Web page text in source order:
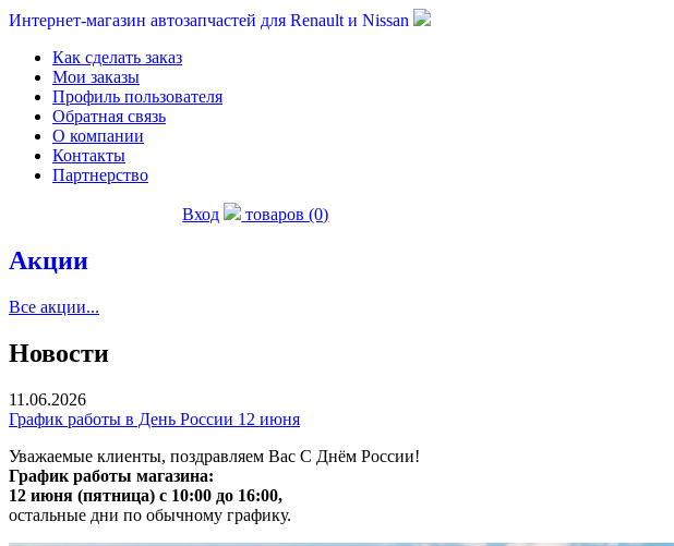
Интернет-магазин автозапчастей для Renault и Nissan
Как сделать заказ
Мои заказы
Профиль пользователя
Обратная связь
О компании
Контакты
Партнерство
Вход товаров (0)
Акции
Все акции...
Новости
11.06.2026
График работы в День России 12 июня
Уважаемые клиенты, поздравляем Вас С Днём России!
График работы магазина:
12 июня (пятница) с 10:00 до 16:00,
остальные дни по обычному графику.